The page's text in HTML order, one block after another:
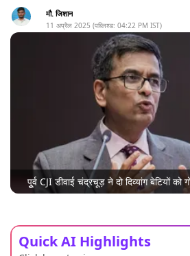
मौ. जिशान
11 अप्रैल 2025 (पब्लिश्ड: 04:22 PM IST)
पुूर्व CJI डीवाई चंद्रचूड़ ने दो दिव्यांग बेटियों को
Quick AI Highlights